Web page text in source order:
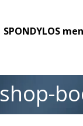
SPONDYLOS
shop-